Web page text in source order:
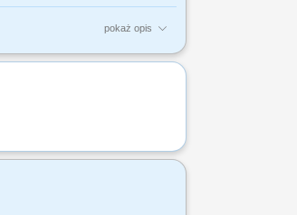
pokaż opis
Klientów T- Mobile